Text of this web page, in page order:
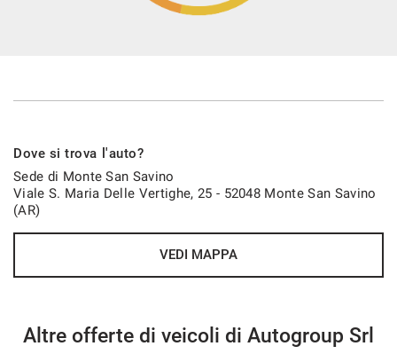
Dove si trova l'auto?
Sede di Monte San Savino
Viale S. Maria Delle Vertighe, 25 - 52048 Monte San Savino
(AR)
VEDI MAPPA
Altre offerte di veicoli di Autogroup Srl